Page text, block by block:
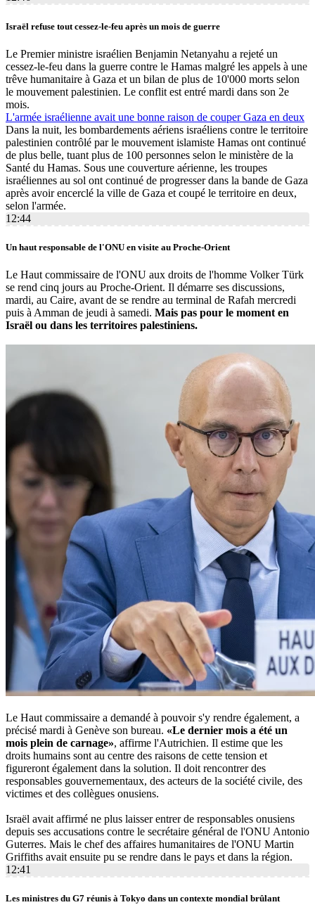
Israël refuse tout cessez-le-feu après un mois de guerre
Le Premier ministre israélien Benjamin Netanyahu a rejeté un
cessez-le-feu dans la guerre contre le Hamas malgré les appels à une
trêve humanitaire à Gaza et un bilan de plus de 10'000 morts selon
le mouvement palestinien. Le conflit est entré mardi dans son 2e
mois.
L'armée israélienne avait une bonne raison de couper Gaza en deux
Dans la nuit, les bombardements aériens israéliens contre le territoire
palestinien contrôlé par le mouvement islamiste Hamas ont continué
de plus belle, tuant plus de 100 personnes selon le ministère de la
Santé du Hamas. Sous une couverture aérienne, les troupes
israéliennes au sol ont continué de progresser dans la bande de Gaza
après avoir encerclé la ville de Gaza et coupé le territoire en deux,
selon l'armée.
12:44
Un haut responsable de l'ONU en visite au Proche-Orient
Le Haut commissaire de l'ONU aux droits de l'homme Volker Türk
se rend cinq jours au Proche-Orient. Il démarre ses discussions,
mardi, au Caire, avant de se rendre au terminal de Rafah mercredi
puis à Amman de jeudi à samedi. Mais pas pour le moment en
Israël ou dans les territoires palestiniens.
Le Haut commissaire a demandé à pouvoir s'y rendre également, a
précisé mardi à Genève son bureau. «Le dernier mois a été un
mois plein de carnage», affirme l'Autrichien. Il estime que les
droits humains sont au centre des raisons de cette tension et
figureront également dans la solution. Il doit rencontrer des
responsables gouvernementaux, des acteurs de la société civile, des
victimes et des collègues onusiens.
Israël avait affirmé ne plus laisser entrer de responsables onusiens
depuis ses accusations contre le secrétaire général de l'ONU Antonio
Guterres. Mais le chef des affaires humanitaires de l'ONU Martin
Griffiths avait ensuite pu se rendre dans le pays et dans la région.
12:41
Les ministres du G7 réunis à Tokyo dans un contexte mondial brûlant